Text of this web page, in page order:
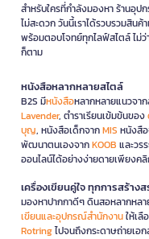
สำหรับใครที่กำลังมองหา ร้านอุป
ไม่สะดวก วันนี้เราได้รวบรวมสิน
พร้อมตอบโจทย์ทุกไลฟ์สไตล์ ไม่
ก็ตาม
หนังสือหลากหลายสไตล์
B2S มีหนังสือหลากหลายแนวจา
Lavender, ตำราเรียนเข้มข้นของ
บุญ, หนังสือเด็กจากMIS หนังสื
พัฒนาตนเองจากKOOB และวร
ออนไลน์ได้อย่างง่ายดายเพียงค
เครื่องเขียนคู่ใจ ทุกการสร้าง
มองหาปากกาดีๆ ดินสอหลากหล
เขียนและอุปกรณ์สำนักงานให้เ
Rotringไปจนถึงกระดาษถ่ายเอก